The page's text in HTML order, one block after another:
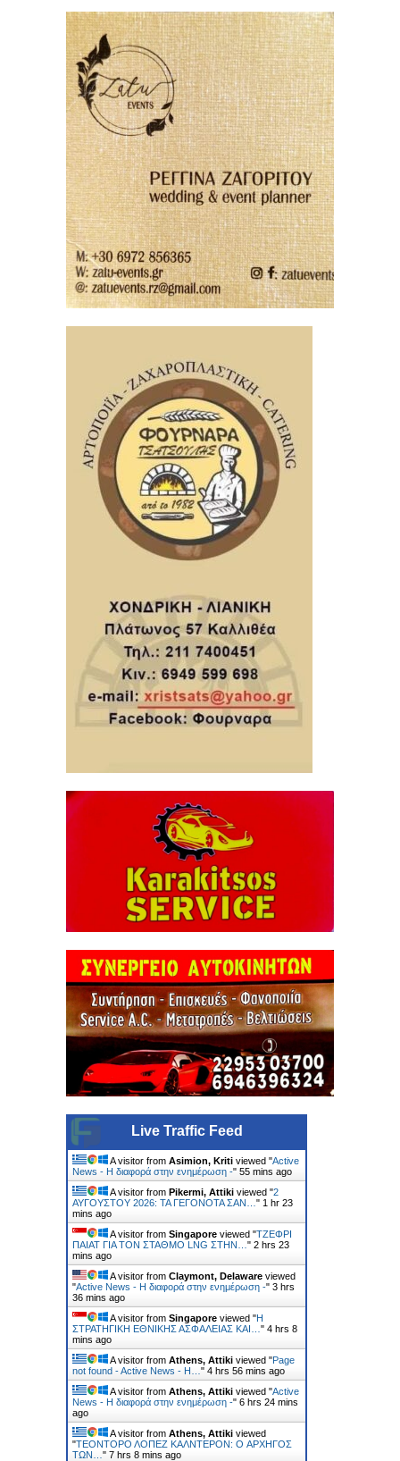
Live Traffic Feed
A visitor from Asimion, Kriti viewed "Active
News - Η διαφορά στην ενημέρωση -" 55 mins ago
A visitor from Pikermi, Attiki viewed "2
ΑΥΓΟΥΣΤΟΥ 2026: ΤΑ ΓΕΓΟΝΟΤΑ ΣΑΝ… " 1 hr 23
mins ago
A visitor from Singapore viewed "ΤΖΕΦΡΙ
ΠΑΙΑΤ ΓΙΑ ΤΟΝ ΣΤΑΘΜΟ LNG ΣΤΗΝ… " 2 hrs 23
mins ago
A visitor from Claymont, Delaware viewed
"Active News - Η διαφορά στην ενημέρωση -" 3 hrs
36 mins ago
A visitor from Singapore viewed "Η
ΣΤΡΑΤΗΓΙΚΗ ΕΘΝΙΚΗΣ ΑΣΦΑΛΕΙΑΣ ΚΑΙ… " 4 hrs 8
mins ago
A visitor from Athens, Attiki viewed "Page
not found - Active News - Η… " 4 hrs 56 mins ago
A visitor from Athens, Attiki viewed "Active
News - Η διαφορά στην ενημέρωση -" 6 hrs 24 mins
ago
A visitor from Athens, Attiki viewed
"ΤΕΟΝΤΟΡΟ ΛΟΠΕΖ ΚΑΛΝΤΕΡΟΝ: O ΑΡΧΗΓΟΣ
ΤΩΝ… " 7 hrs 8 mins ago